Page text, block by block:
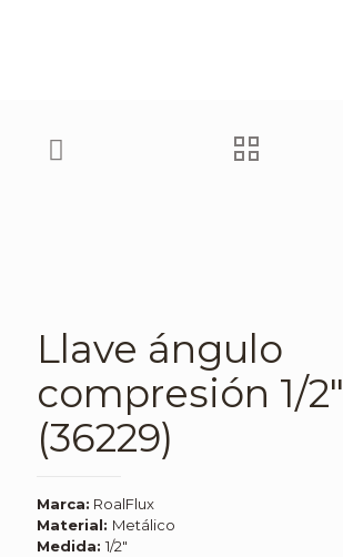
Llave ángulo
compresión 1/2″
(36229)
Marca: RoalFlux
Material: Metálico
Medida: 1/2″